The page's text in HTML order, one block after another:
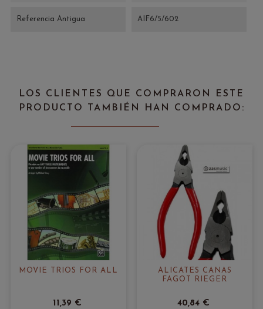
Referencia Antigua AIF6/5/602
LOS CLIENTES QUE COMPRARON ESTE
PRODUCTO TAMBIÉN HAN COMPRADO:
MOVIE TRIOS FOR ALL
11,39 €
ALICATES CAÑAS
FAGOT RIEGER
40,84 €